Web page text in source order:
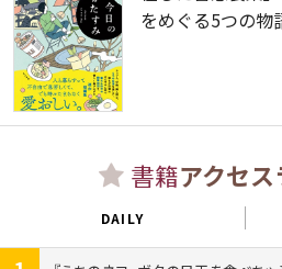
をめぐる5つの物
書籍アクセ
DAILY